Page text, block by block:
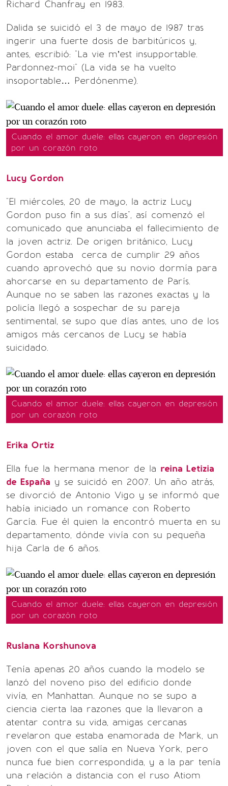
Richard Chanfray en 1983.
Dalida se suicidó el 3 de mayo de 1987 tras
ingerir una fuerte dosis de barbitúricos y,
antes, escribió: "La vie m’est insuppor­table.
Pardonnez-moi" (La vida se ha vuelto
insoportable… Perdónenme).
Cuando el amor duele: ellas cayeron en depresión
por un corazón roto
Lucy Gordon
"El miércoles, 20 de mayo, la actriz Lucy
Gordon puso fin a sus días", así comenzó el
comunicado que anunciaba el fallecimiento de
la joven actriz. De origen británico, Lucy
Gordon estaba cerca de cumplir 29 años
cuando aprovechó que su novio dormía para
ahorcarse en su departamento de París.
Aunque no se saben las razones exactas y la
policía llegó a sospechar de su pareja
sentimental, se supo que días antes, uno de los
amigos más cercanos de Lucy se había
suicidado.
Cuando el amor duele: ellas cayeron en depresión
por un corazón roto
Erika Ortiz
Ella fue la hermana menor de la reina Letizia
de España y se suicidó en 2007. Un año atrás,
se divorció de Antonio Vigo y se informó que
había iniciado un romance con Roberto
García. Fue él quien la encontró muerta en su
departamento, dónde vivía con su pequeña
hija Carla de 6 años.
Cuando el amor duele: ellas cayeron en depresión
por un corazón roto
Ruslana Korshunova
Tenía apenas 20 años cuando la modelo se
lanzó del noveno piso del edificio donde
vivía, en Manhattan. Aunque no se supo a
ciencia cierta laa razones que la llevaron a
atentar contra su vida, amigas cercanas
revelaron que estaba enamorada de Mark, un
joven con el que salía en Nueva York, pero
nunca fue bien correspondida, y a la par tenía
una relación a distancia con el ruso Atiom